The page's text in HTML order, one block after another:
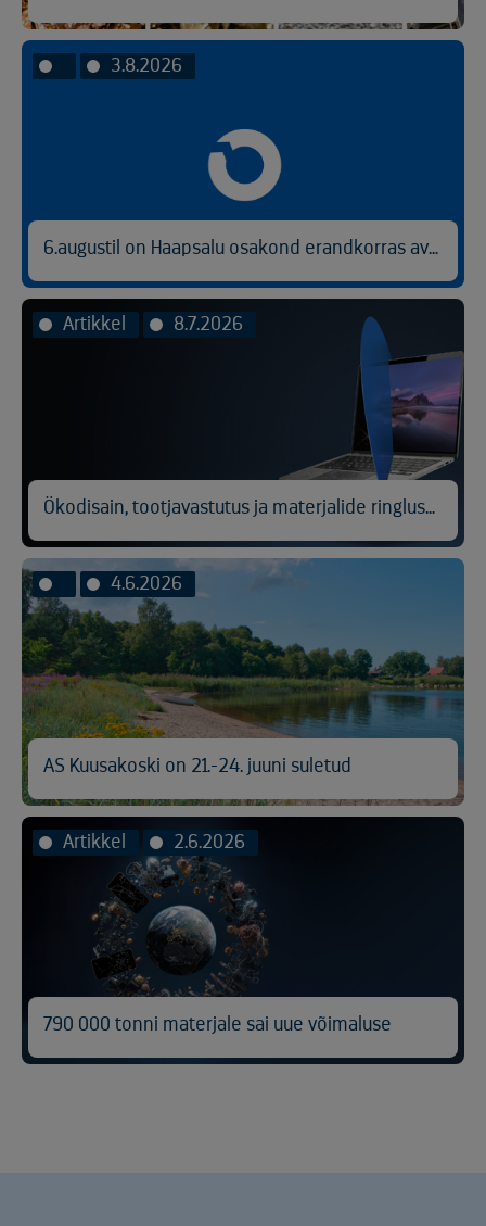
3.8.2026
6.augustil on Haapsalu osakond erandkorras avatud kl 9.00-14.30.
Artikkel 8.7.2026
4.6.2026
AS Kuusakoski on 21.-24. juuni suletud
Artikkel 2.6.2026
790 000 tonni materjale sai uue võimaluse